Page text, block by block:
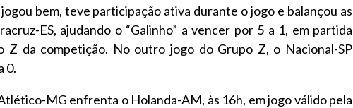
bem, teve participação ativa durante o jogo e balançou as
ES, ajudando o “Galinho” a vencer por 5 a 1, em partida
Z da competição. No outro jogo do Grupo Z, o Nacional-SP
0.
MG enfrenta o Holanda-AM, às 16h, em jogo válido pela